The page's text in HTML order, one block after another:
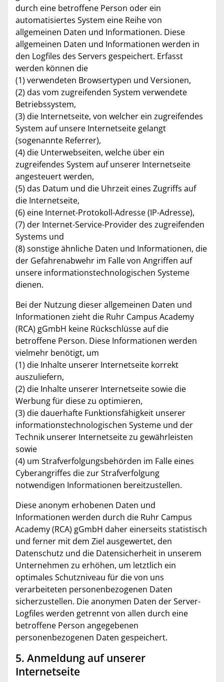
durch eine betroffene Person oder ein
automatisiertes System eine Reihe von
allgemeinen Daten und Informationen. Diese
allgemeinen Daten und Informationen werden in
den Logfiles des Servers gespeichert. Erfasst
werden können die
(1) verwendeten Browsertypen und Versionen,
(2) das vom zugreifenden System verwendete
Betriebssystem,
(3) die Internetseite, von welcher ein zugreifendes
System auf unsere Internetseite gelangt
(sogenannte Referrer),
(4) die Unterwebseiten, welche über ein
zugreifendes System auf unserer Internetseite
angesteuert werden,
(5) das Datum und die Uhrzeit eines Zugriffs auf
die Internetseite,
(6) eine Internet-Protokoll-Adresse (IP-Adresse),
(7) der Internet-Service-Provider des zugreifenden
Systems und
(8) sonstige ähnliche Daten und Informationen, die
der Gefahrenabwehr im Falle von Angriffen auf
unsere informationstechnologischen Systeme
dienen.
Bei der Nutzung dieser allgemeinen Daten und
Informationen zieht die Ruhr Campus Academy
(RCA) gGmbH keine Rückschlüsse auf die
betroffene Person. Diese Informationen werden
vielmehr benötigt, um
(1) die Inhalte unserer Internetseite korrekt
auszuliefern,
(2) die Inhalte unserer Internetseite sowie die
Werbung für diese zu optimieren,
(3) die dauerhafte Funktionsfähigkeit unserer
informationstechnologischen Systeme und der
Technik unserer Internetseite zu gewährleisten
sowie
(4) um Strafverfolgungsbehörden im Falle eines
Cyberangriffes die zur Strafverfolgung
notwendigen Informationen bereitzustellen.
Diese anonym erhobenen Daten und
Informationen werden durch die Ruhr Campus
Academy (RCA) gGmbH daher einerseits statistisch
und ferner mit dem Ziel ausgewertet, den
Datenschutz und die Datensicherheit in unserem
Unternehmen zu erhöhen, um letztlich ein
optimales Schutzniveau für die von uns
verarbeiteten personenbezogenen Daten
sicherzustellen. Die anonymen Daten der Server-
Logfiles werden getrennt von allen durch eine
betroffene Person angegebenen
personenbezogenen Daten gespeichert.
5. Anmeldung auf unserer
Internetseite